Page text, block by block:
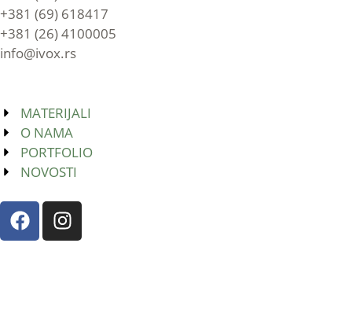
+381 (69) 618417
+381 (26) 4100005
info@ivox.rs
MATERIJALI
O NAMA
PORTFOLIO
NOVOSTI